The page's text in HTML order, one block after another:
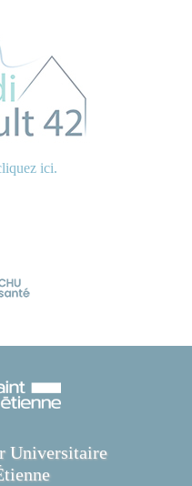
ici.
Universitaire